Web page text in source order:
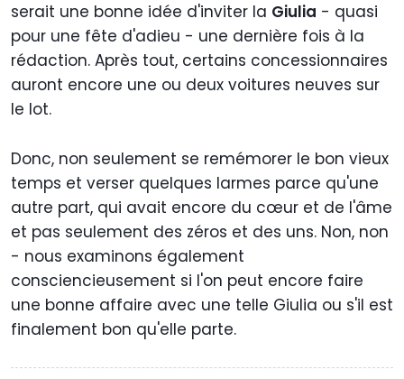
serait une bonne idée d'inviter la Giulia - quasi
pour une fête d'adieu - une dernière fois à la
rédaction. Après tout, certains concessionnaires
auront encore une ou deux voitures neuves sur
le lot.
Donc, non seulement se remémorer le bon vieux
temps et verser quelques larmes parce qu'une
autre part, qui avait encore du cœur et de l'âme
et pas seulement des zéros et des uns. Non, non
- nous examinons également
consciencieusement si l'on peut encore faire
une bonne affaire avec une telle Giulia ou s'il est
finalement bon qu'elle parte.